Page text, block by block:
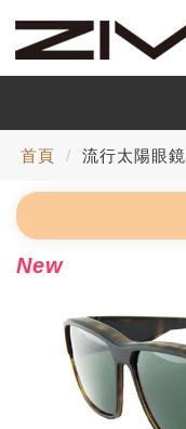
首頁 流行太陽眼鏡
New